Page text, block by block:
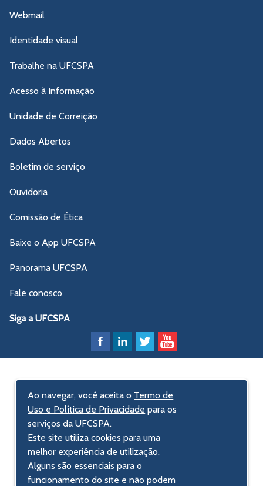
Webmail
Identidade visual
Trabalhe na UFCSPA
Acesso à Informação
Unidade de Correição
Dados Abertos
Boletim de serviço
Ouvidoria
Comissão de Ética
Baixe o App UFCSPA
Panorama UFCSPA
Fale conosco
Siga a UFCSPA
Ao navegar, você aceita o Termo de
Uso e Política de Privacidade para os
serviços da UFCSPA.
Este site utiliza cookies para uma
melhor experiência de utilização.
Alguns são essenciais para o
funcionamento do site e não podem